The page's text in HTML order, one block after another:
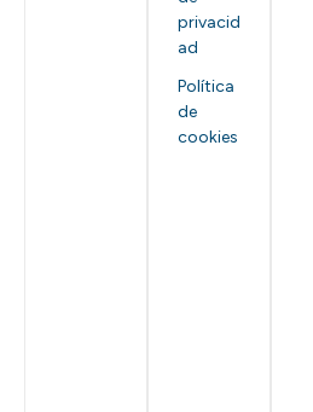
privacid
ad
Política
de
cookies